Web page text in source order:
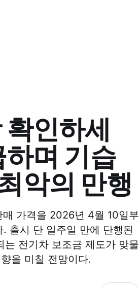
인하세
며 기습
악의 만행
가격을 2026년 4월 10일부
출시 단 일주일 만에 단행된
전기차 보조금 제도가 맞물
을 미칠 전망이다.